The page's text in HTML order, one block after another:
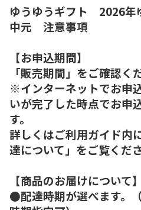
ゆうゆうギフト 2026年
中元 注意事項
【お申込期間】
「販売期間」をご確認く
※インターネットでお申
いが完了した時点でお申
す。
詳しくはご利用ガイド内
達について」をご覧くださ
【商品のお届けについて】
●配達時期が選べます。